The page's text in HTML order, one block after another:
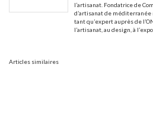
l’artisanat. Fondatrice de
d’artisanat de
tant qu’expert auprès de
l’artisanat, au design, à
Articles similaires